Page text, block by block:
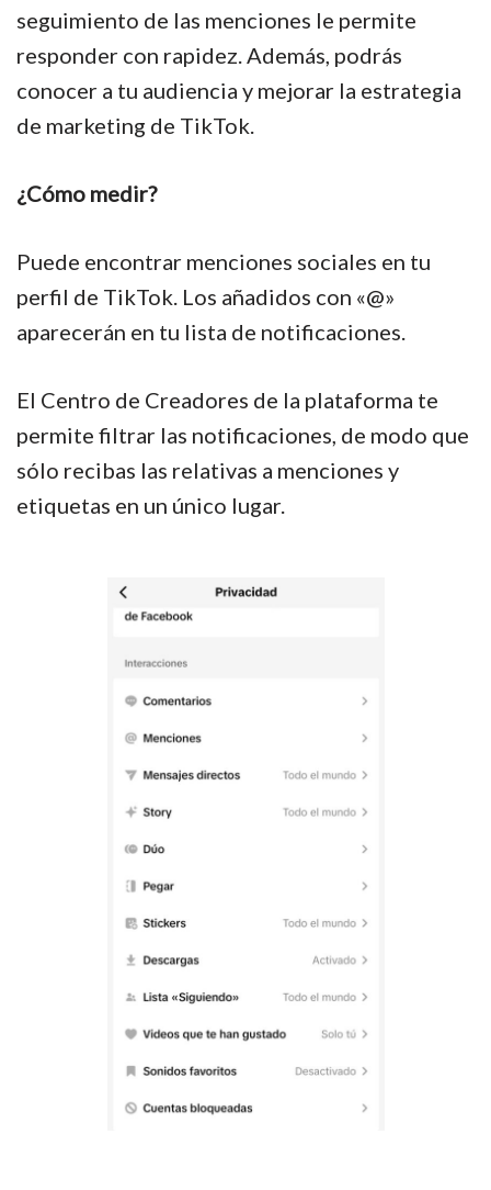
seguimiento de las menciones le permite
responder con rapidez. Además, podrás
conocer a tu audiencia y mejorar la estrategia
de marketing de TikTok.
¿Cómo medir?
Puede encontrar menciones sociales en tu
perfil de TikTok. Los añadidos con «@»
aparecerán en tu lista de notificaciones.
El Centro de Creadores de la plataforma te
permite filtrar las notificaciones, de modo que
sólo recibas las relativas a menciones y
etiquetas en un único lugar.